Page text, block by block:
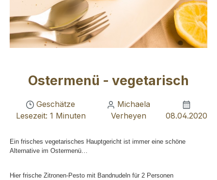
Ostermenü - vegetarisch
Geschätze
Lesezeit: 1 Minuten
Michaela
Verheyen
08.04.2020
Ein frisches vegetarisches Hauptgericht ist immer eine schöne
Alternative im Ostermenü…
Hier frische Zitronen-Pesto mit Bandnudeln für 2 Personen